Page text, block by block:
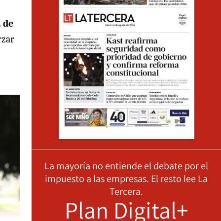
de
La mayoría no entiende el debate por el
impuesto a las empresas. El resto lee La
Tercera.
Plan Digital+